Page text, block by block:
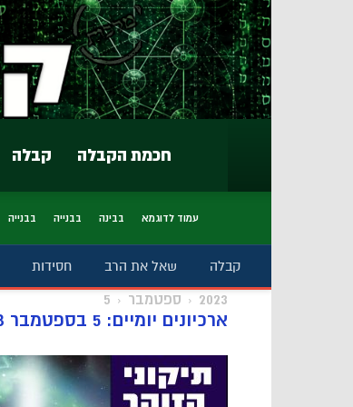
קבלה חכמת הקבלה
עמוד לדוגמא בבינה בבנייה בבנייה
קבלה שאל את הרב חסידות
2023 ספטמבר 5
ארכיונים יומיים: 5 בספטמבר 2023